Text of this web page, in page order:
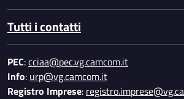
Tutti i contatti
PEC:cciaa@pec.vg.camcom.it
Info: urp@vg.camcom.it
Registro Imprese: